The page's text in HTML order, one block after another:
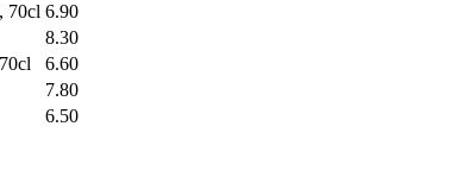
70cl 6.90
8.30
6.60
7.80
6.50